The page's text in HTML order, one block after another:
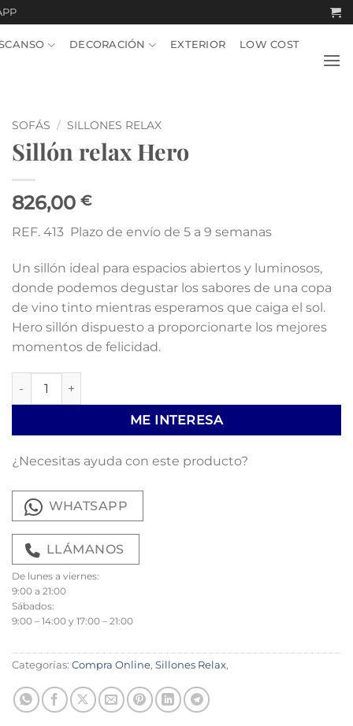
DECORACIÓN EXTERIOR LOW COST
SOFÁS / SILLONES RELAX
Sillón relax Hero
826,00 €
REF. 413 Plazo de envío de 5 a 9 semanas
Un sillón ideal para espacios abiertos y luminosos,
donde podemos degustar los sabores de una copa
de vino tinto mientras esperamos que caiga el sol.
Hero sillón dispuesto a proporcionarte los mejores
momentos de felicidad.
Sillón relax Hero cantidad
ME INTERESA
¿Necesitas ayuda con este producto?
WHATSAPP
LLÁMANOS
De lunes a viernes:
9:00 a 21:00
Sábados:
9:00 – 14:00 y 17:00 – 21:00
Categorías: Compra Online, Sillones Relax,